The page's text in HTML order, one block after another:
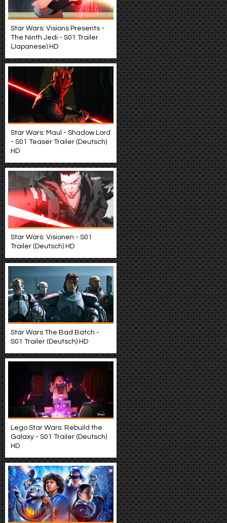
Star Wars: Visions Presents -
The Ninth Jedi - S01 Trailer
(Japanese) HD
Star Wars: Maul - Shadow Lord
- S01 Teaser Trailer (Deutsch)
HD
Star Wars: Visionen - S01
Trailer (Deutsch) HD
Star Wars The Bad Batch -
S01 Trailer (Deutsch) HD
Lego Star Wars: Rebuild the
Galaxy - S01 Trailer (Deutsch)
HD